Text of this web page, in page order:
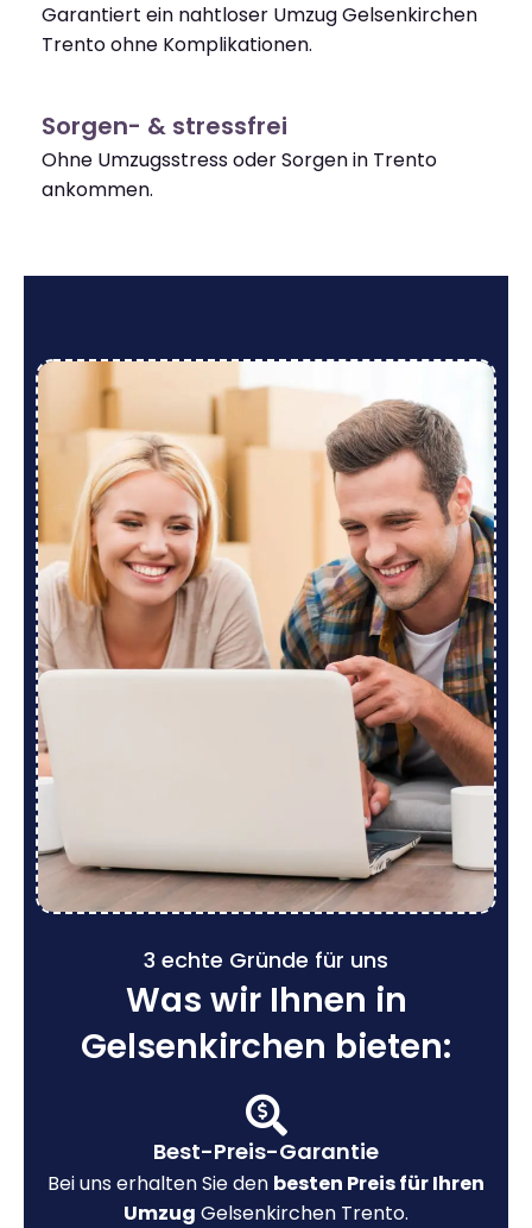
Garantiert ein nahtloser Umzug Gelsenkirchen
Trento ohne Komplikationen.
Sorgen- & stressfrei
Ohne Umzugsstress oder Sorgen in Trento
ankommen.
3 echte Gründe für uns
Was wir Ihnen in
Gelsenkirchen bieten:
Best-Preis-Garantie
Bei uns erhalten Sie den besten Preis für Ihren
Umzug Gelsenkirchen Trento.